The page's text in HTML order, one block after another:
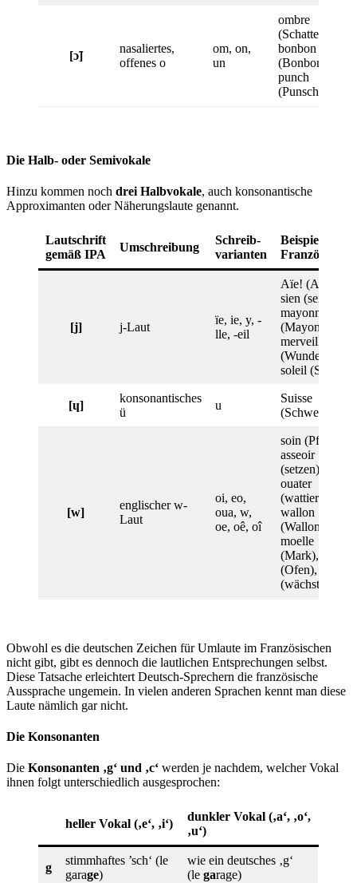
[ɔ̃]
nasaliertes,
offenes o
om, on,
un
ombre
(Schatten),
bonbon
(Bonbon),
punch
(Punsch)
Die Halb- oder Semivokale
Hinzu kommen noch drei Halbvokale, auch konsonantische
Approximanten oder Näherungslaute genannt.
Lautschrift
gemäß IPA
Umschreibung
Schreib-
varianten
Beispiel:
Französisch
[j] j-Laut
ïe, ie, y, -
lle, -eil
Aïe! (Aua!),
sien (sein/ihr),
mayonnaise
(Mayonnaise),
merveille
(Wunder),
soleil (Sonne)
[ɥ]
konsonantisches
ü
u
Suisse
(Schweiz)
[w]
englischer w-
Laut
oi, eo,
oua, w,
oe, oê, oî
soin (Pflege),
asseoir
(setzen),
ouater
(wattieren) ,
wallon
(Wallone),
moelle
(Mark), poêle
(Ofen), croît
(wächst)
Obwohl es die deutschen Zeichen für Umlaute im Französischen
nicht gibt, gibt es dennoch die lautlichen Entsprechungen selbst.
Diese Tatsache erleichtert Deutsch-Sprechern die französische
Aussprache ungemein. In vielen anderen Sprachen kennt man diese
Laute nämlich gar nicht.
Die Konsonanten
Die Konsonanten ‚g‘ und ‚c‘ werden je nachdem, welcher Vokal
ihnen folgt unterschiedlich ausgesprochen:
heller Vokal (‚e‘, ‚i‘)
dunkler Vokal (‚a‘, ‚o‘,
‚u‘)
g
stimmhaftes ’sch‘ (le
garage)
wie ein deutsches ‚g‘
(le garage)